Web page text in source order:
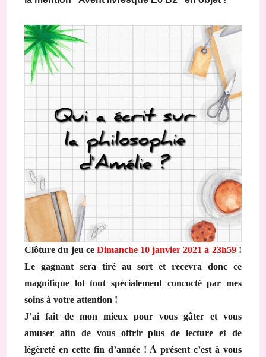
Clôture du jeu ce Dimanche 10 janvier 2021 à 23h59!
Le gagnant sera tiré au sort et recevra donc ce
magnifique lot tout spécialement concocté par mes
soins à votre attention !
J’ai fait de mon mieux pour vous gâter et vous
amuser afin de vous offrir plus de lecture et de
légèreté en cette fin d’année ! Àprésent c’est à vous